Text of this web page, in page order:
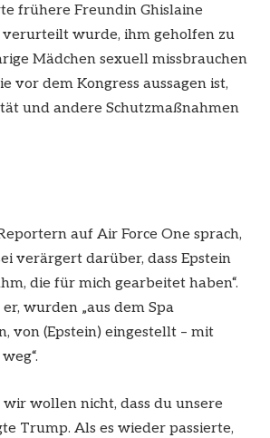
frühere Freundin Ghislaine
wurde, ihm geholfen zu
Mädchen sexuell missbrauchen
vor dem Kongress aussagen ist,
und andere Schutzmaßnahmen
auf Air Force One sprach,
verärgert darüber, dass Epstein
die für mich gearbeitet haben“.
wurden „aus dem Spa
von (Epstein) eingestellt – mit
wir wollen nicht, dass du unsere
Trump. Als es wieder passierte,